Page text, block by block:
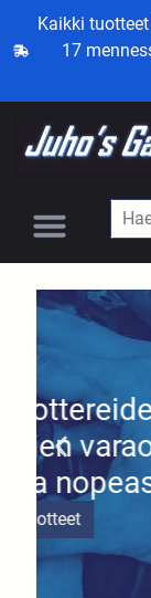
Kaikki
17